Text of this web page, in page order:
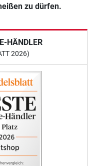
zu dürfen.
HÄNDLER
2026)